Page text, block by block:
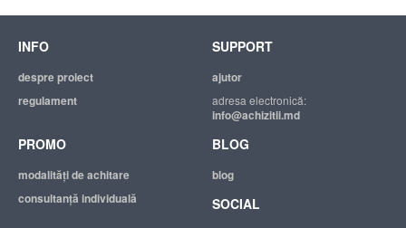
INFO
despre proiect
regulament
SUPPORT
ajutor
adresa electronică:
info@achizitii.md
PROMO
modalităţi de achitare
consultanță individuală
BLOG
blog
SOCIAL